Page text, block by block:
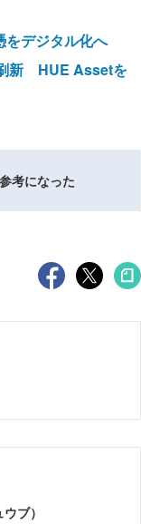
デジタル化へ
刷新 HUE Assetを
参考になった
ブ）